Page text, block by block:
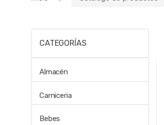
CATEGORÍAS
Almacén
Carniceria
Bebes